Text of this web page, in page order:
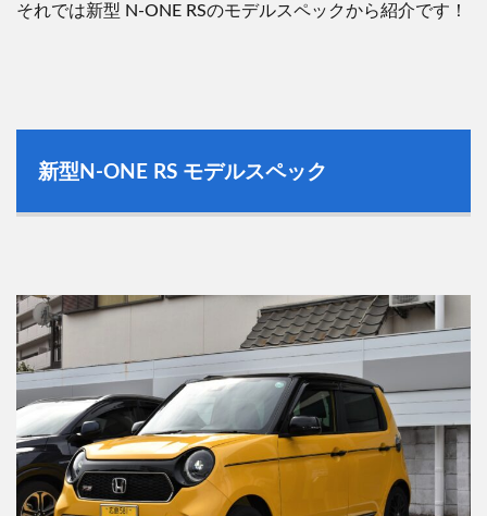
それでは新型 N-ONE RSのモデルスペックから紹介です！
新型 N-ONE RS モデルスペック